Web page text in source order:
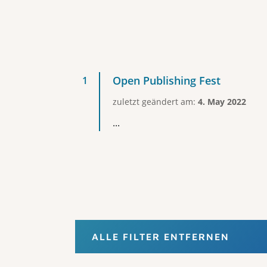
Open Publishing Fest
zuletzt geändert am: 4. May 2022
...
ALLE FILTER ENTFERNEN